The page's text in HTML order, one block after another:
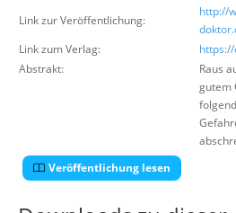
Link zur Veröffentlichung:
http://
Link zum Verlag:
Abstrakt:
Raus
gutem
Veröffentlichung lesen